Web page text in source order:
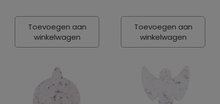
Toevoegen aan
winkelwagen
Toevoegen aan
winkelwagen